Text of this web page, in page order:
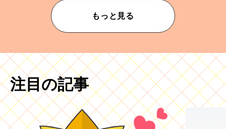
もっと見る
注目の記事